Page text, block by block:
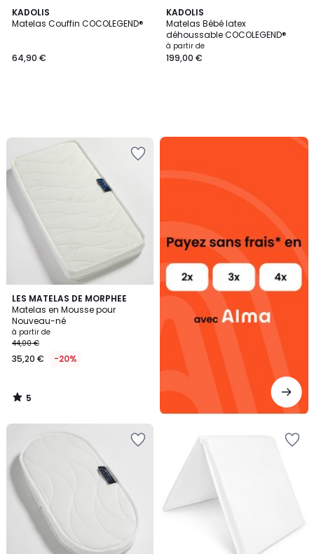
KADOLIS
Matelas Couffin COCOLEGEND®
64,90 €
KADOLIS
Matelas Bébé latex
déhoussable COCOLEGEND®
à partir de
199,00 €
LES MATELAS DE MORPHEE
Matelas en Mousse pour
Nouveau-né
à partir de
44,00 €
35,20 € -20%
5
/
5
5
/
Alma
sans